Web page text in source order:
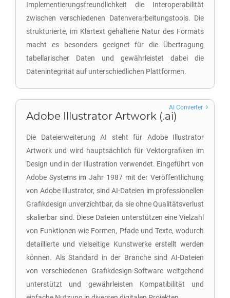
Implementierungsfreundlichkeit die Interoperabilität
zwischen verschiedenen Datenverarbeitungstools. Die
strukturierte, im Klartext gehaltene Natur des Formats
macht es besonders geeignet für die Übertragung
tabellarischer Daten und gewährleistet dabei die
Datenintegrität auf unterschiedlichen Plattformen.
Adobe Illustrator Artwork (.ai)
Die Dateierweiterung AI steht für Adobe Illustrator
Artwork und wird hauptsächlich für Vektorgrafiken im
Design und in der Illustration verwendet. Eingeführt von
Adobe Systems im Jahr 1987 mit der Veröffentlichung
von Adobe Illustrator, sind AI-Dateien im professionellen
Grafikdesign unverzichtbar, da sie ohne Qualitätsverlust
skalierbar sind. Diese Dateien unterstützen eine Vielzahl
von Funktionen wie Formen, Pfade und Texte, wodurch
detaillierte und vielseitige Kunstwerke erstellt werden
können. Als Standard in der Branche sind AI-Dateien
von verschiedenen Grafikdesign-Software weitgehend
unterstützt und gewährleisten Kompatibilität und
AI Converter